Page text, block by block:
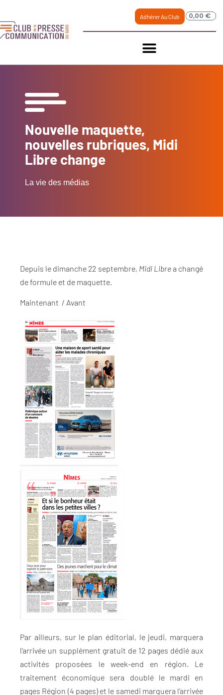
Adhérer Au Club 0,00 €
Nouvelle maquette,
nouvelles rubriques, Midi
Libre change
La vie des médias
Depuis le dimanche 22 septembre, Midi Librea changé
de formule et de maquette.
Maintenant / Avant
Par ailleurs, sur le plan éditorial, le jeudi, marquera
l’arrivée un supplément gratuit de 12 pages dédié aux
activités proposées le week-end en région. Le
traitement économique sera doublé le mardi en
pages Région (4 pages) et le samedi marquera l’arrivée